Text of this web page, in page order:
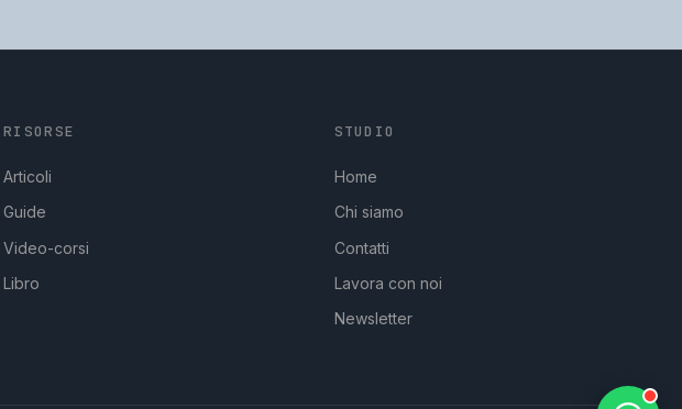
RISORSE
Articoli
Guide
Video-corsi
Libro
STUDIO
Home
Chi siamo
Contatti
Lavora con noi
Newsletter